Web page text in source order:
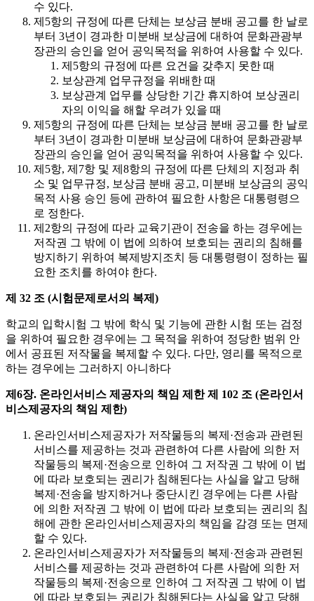
수 있다.
제5항의 규정에 따른 단체는 보상금 분배 공고를 한 날로
부터 3년이 경과한 미분배 보상금에 대하여 문화관광부
장관의 승인을 얻어 공익목적을 위하여 사용할 수 있다.
제5항의 규정에 따른 요건을 갖추지 못한 때
보상관계 업무규정을 위배한 때
보상관계 업무를 상당한 기간 휴지하여 보상권리
자의 이익을 해할 우려가 있을 때
제5항의 규정에 따른 단체는 보상금 분배 공고를 한 날로
부터 3년이 경과한 미분배 보상금에 대하여 문화관광부
장관의 승인을 얻어 공익목적을 위하여 사용할 수 있다.
제5항, 제7항 및 제8항의 규정에 따른 단체의 지정과 취
소 및 업무규정, 보상금 분배 공고, 미분배 보상금의 공익
목적 사용 승인 등에 관하여 필요한 사항은 대통령령으
로 정한다.
제2항의 규정에 따라 교육기관이 전송을 하는 경우에는
저작권 그 밖에 이 법에 의하여 보호되는 권리의 침해를
방지하기 위하여 복제방지조치 등 대통령령이 정하는 필
요한 조치를 하여야 한다.
제 32 조 (시험문제로서의 복제)
학교의 입학시험 그 밖에 학식 및 기능에 관한 시험 또는 검정
을 위하여 필요한 경우에는 그 목적을 위하여 정당한 범위 안
에서 공표된 저작물을 복제할 수 있다. 다만, 영리를 목적으로
하는 경우에는 그러하지 아니하다
제6장. 온라인서비스 제공자의 책임 제한 제 102 조 (온라인서
비스제공자의 책임 제한)
온라인서비스제공자가 저작물등의 복제·전송과 관련된
서비스를 제공하는 것과 관련하여 다른 사람에 의한 저
작물등의 복제·전송으로 인하여 그 저작권 그 밖에 이 법
에 따라 보호되는 권리가 침해된다는 사실을 알고 당해
복제·전송을 방지하거나 중단시킨 경우에는 다른 사람
에 의한 저작권 그 밖에 이 법에 따라 보호되는 권리의 침
해에 관한 온라인서비스제공자의 책임을 감경 또는 면제
할 수 있다.
온라인서비스제공자가 저작물등의 복제·전송과 관련된
서비스를 제공하는 것과 관련하여 다른 사람에 의한 저
작물등의 복제·전송으로 인하여 그 저작권 그 밖에 이 법
에 따라 보호되는 권리가 침해된다는 사실을 알고 당해